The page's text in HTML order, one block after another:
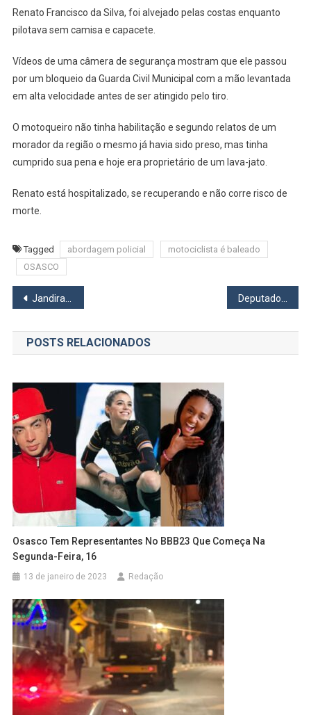
Durante
Em
Osasco
Renato Francisco da Silva, foi alvejado pelas costas enquanto
pilotava sem camisa e capacete.
Vídeos de uma câmera de segurança mostram que ele passou
por um bloqueio da Guarda Civil Municipal com a mão levantada
em alta velocidade antes de ser atingido pelo tiro.
O motoqueiro não tinha habilitação e segundo relatos de um
morador da região o mesmo já havia sido preso, mas tinha
cumprido sua pena e hoje era proprietário de um lava-jato.
Renato está hospitalizado, se recuperando e não corre risco de
morte.
Tagged abordagem policial
motociclista é baleado
OSASCO
Navegação
de
Post
Jandira realiza processo seletivo para 50 vagas de auxiliar de limpeza
POSTS RELACIONADOS
Osasco Tem Representantes No BBB23 Que Começa Na
Segunda-Feira, 16
13 de janeiro de 2023 Redação